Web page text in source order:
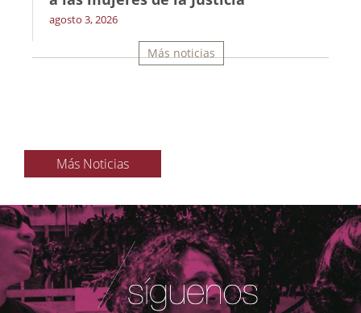
agosto 3, 2026
Más noticias
Más Noticias